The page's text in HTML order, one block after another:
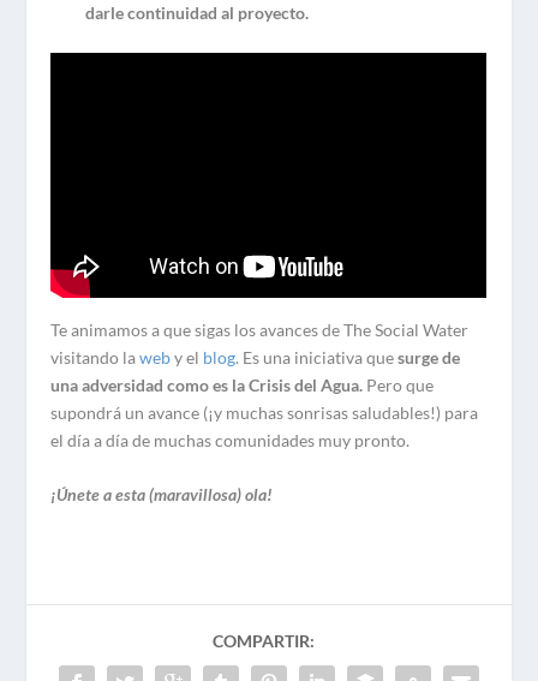
darle continuidad al proyecto.
Te animamos a que sigas los avances de The Social Water
visitando laweby el blog. Es una iniciativa quesurge de
una adversidad como es la Crisis del Agua. Pero que
supondrá un avance (¡y muchas sonrisas saludables!) para
el día a día de muchas comunidades muy pronto.
¡Únete a esta (maravillosa) ola!
COMPARTIR: